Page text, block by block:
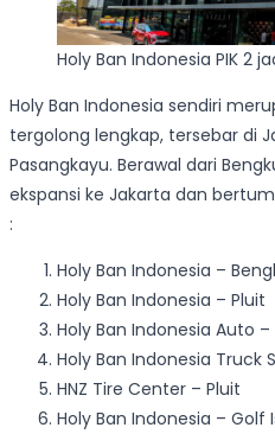
Holy Ban Indonesia PIK 2
Holy Ban Indonesia sendiri
tergolong lengkap, tersebar di
Pasangkayu. Berawal dari
ekspansi ke Jakarta dan
:
Holy Ban Indonesia –
Holy Ban Indonesia – Pluit
Holy Ban Indonesia Auto –
Holy Ban Indonesia Truck
HNZ Tire Center – Pluit
Holy Ban Indonesia – Golf